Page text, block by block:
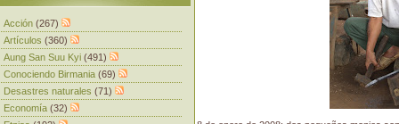
Acción (267)
Artículos (360)
Aung San Suu Kyi (491)
Conociendo Birmania (69)
Desastres naturales (71)
Economía (32)